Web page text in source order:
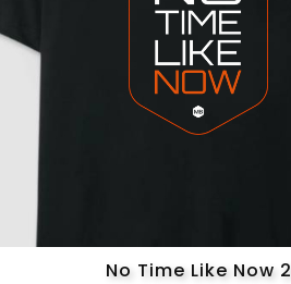
No Time Like Now 2